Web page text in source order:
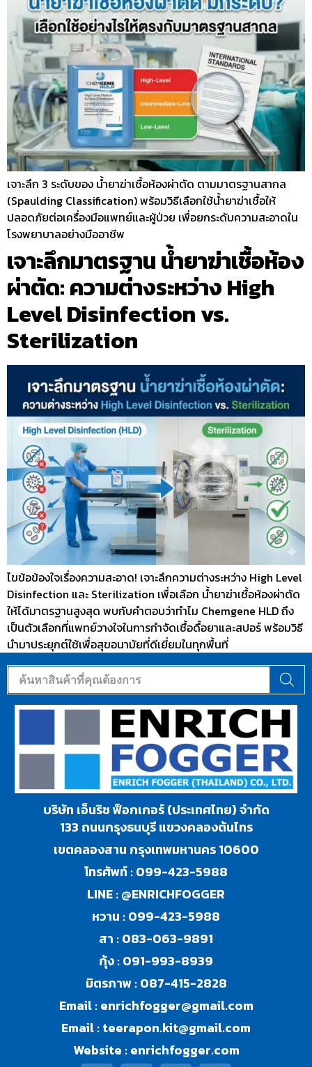
เจาะลึก 3 ระดับของ น้ำยาฆ่าเชื้อห้องผ่าตัด ตามมาตรฐานสากล
(Spaulding Classification) พร้อมวิธีเลือกใช้น้ำยาฆ่าเชื้อให้
ปลอดภัยต่อเครื่องมือแพทย์และผู้ป่วย เพื่อยกระดับความสะอาดใน
โรงพยาบาลอย่างมืออาชีพ
เจาะลึกมาตรฐาน น้ำยาฆ่าเชื้อห้อง
ผ่าตัด: ความต่างระหว่าง High
Level Disinfection vs.
Sterilization
ไขข้อข้องใจเรื่องความสะอาด! เจาะลึกความต่างระหว่าง High Level
Disinfection และ Sterilization เพื่อเลือก น้ำยาฆ่าเชื้อห้องผ่าตัด
ให้ได้มาตรฐานสูงสุด พบกับคำตอบว่าทำไม Chemgene HLD ถึง
เป็นตัวเลือกที่แพทย์วางใจในการกำจัดเชื้อดื้อยาและสปอร์ พร้อมวิธี
นำมาประยุกต์ใช้เพื่อสุขอนามัยที่ดีเยี่ยมในทุกพื้นที่
บริษัท เอ็นริช ฟ็อกเกอร์ (ประเทศไทย) จำกัด
133 ถนนกรุงธนบุรี แขวงคลองต้นไทร
เขตคลองสาน กรุงเทพมหานคร 10600
โทรศัพท์ :099-423-5988
LINE :@ENRICHFOGGER
หวาน :099-423-5988
สา :083-063-9891
กุ้ง :091-993-8939
มิตรภาพ :087-415-2828
Email :enrichfogger@gmail.com
Email :teerapon.kit@gmail.com
Website :enrichfogger.com